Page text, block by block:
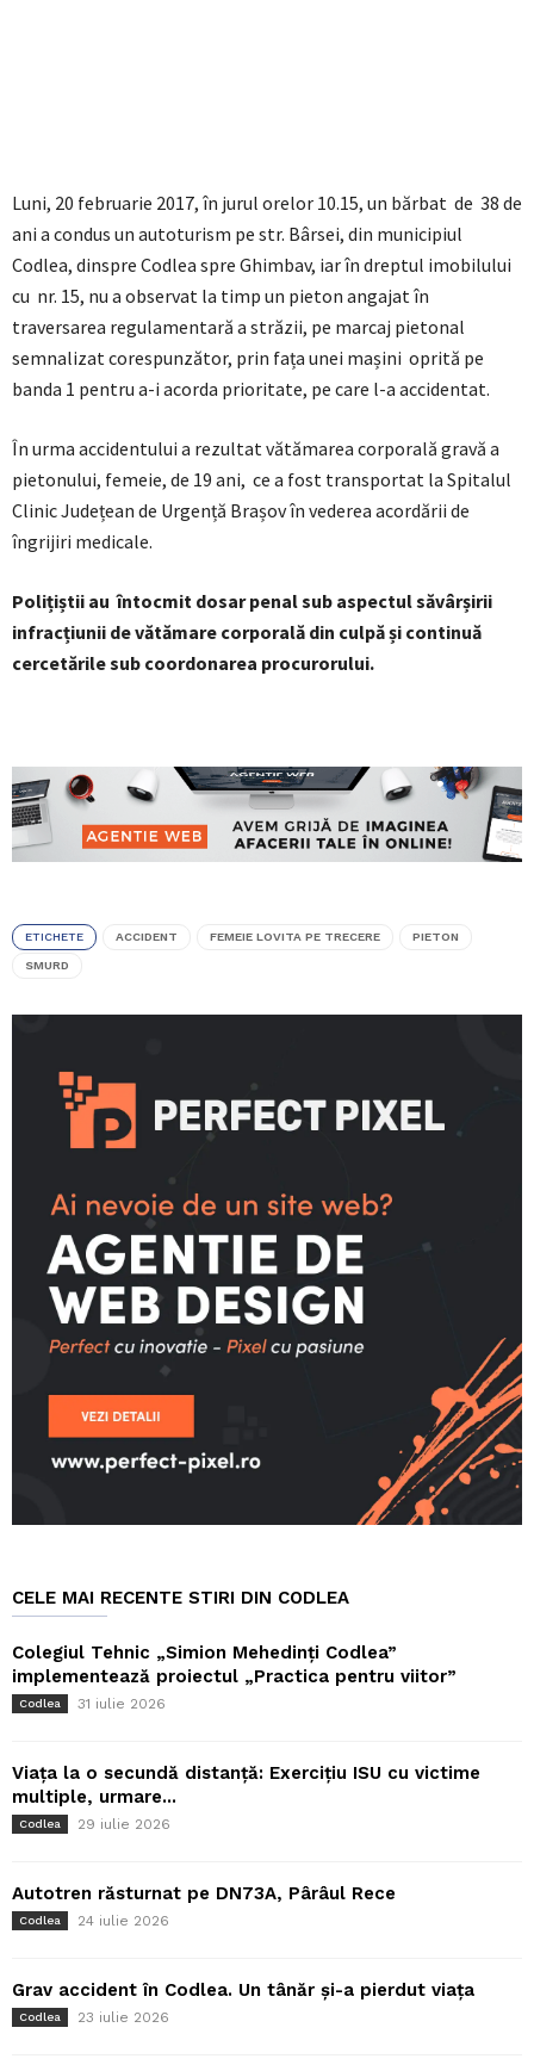
Luni, 20 februarie 2017, în jurul orelor 10.15, un bărbat de 38 de
ani a condus un autoturism pe str. Bârsei, din municipiul
Codlea, dinspre Codlea spre Ghimbav, iar în dreptul imobilului
cu nr. 15, nu a observat la timp un pieton angajat în
traversarea regulamentară a străzii, pe marcaj pietonal
semnalizat corespunzător, prin fața unei mașini oprită pe
banda 1 pentru a-i acorda prioritate, pe care l-a accidentat.
În urma accidentului a rezultat vătămarea corporală gravă a
pietonului, femeie, de 19 ani, ce a fost transportat la Spitalul
Clinic Județean de Urgență Brașov în vederea acordării de
îngrijiri medicale.
Polițiștii au întocmit dosar penal sub aspectul săvârșirii
infracțiunii de vătămare corporală din culpă și continuă
cercetările sub coordonarea procurorului.
ETICHETE ACCIDENT FEMEIE LOVITA PE TRECERE PIETON
SMURD
CELE MAI RECENTE STIRI DIN CODLEA
Colegiul Tehnic „Simion Mehedinți Codlea”
implementează proiectul „Practica pentru viitor”
Codlea 31 iulie 2026
Viața la o secundă distanță: Exercițiu ISU cu victime
multiple, urmare...
Codlea 29 iulie 2026
Autotren răsturnat pe DN73A, Pârâul Rece
Codlea 24 iulie 2026
Grav accident în Codlea. Un tânăr și-a pierdut viața
Codlea 23 iulie 2026